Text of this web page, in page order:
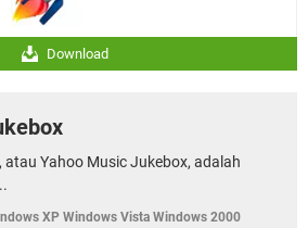
Download
Yahoo Music Jukebox, adalah
XP Windows Vista Windows 2000